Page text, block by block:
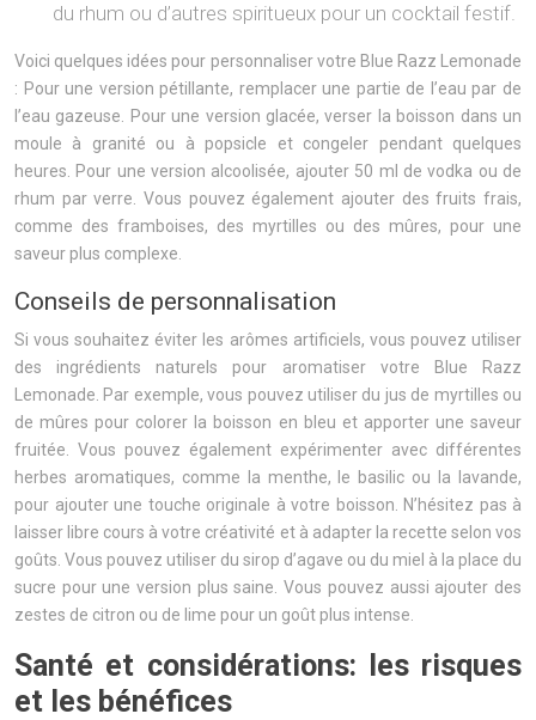
du rhum ou d’autres spiritueux pour un cocktail festif.
Voici quelques idées pour personnaliser votre Blue Razz Lemonade
: Pour une version pétillante, remplacer une partie de l’eau par de
l’eau gazeuse. Pour une version glacée, verser la boisson dans un
moule à granité ou à popsicle et congeler pendant quelques
heures. Pour une version alcoolisée, ajouter 50 ml de vodka ou de
rhum par verre. Vous pouvez également ajouter des fruits frais,
comme des framboises, des myrtilles ou des mûres, pour une
saveur plus complexe.
Conseils de personnalisation
Si vous souhaitez éviter les arômes artificiels, vous pouvez utiliser
des ingrédients naturels pour aromatiser votre Blue Razz
Lemonade. Par exemple, vous pouvez utiliser du jus de myrtilles ou
de mûres pour colorer la boisson en bleu et apporter une saveur
fruitée. Vous pouvez également expérimenter avec différentes
herbes aromatiques, comme la menthe, le basilic ou la lavande,
pour ajouter une touche originale à votre boisson. N’hésitez pas à
laisser libre cours à votre créativité et à adapter la recette selon vos
goûts. Vous pouvez utiliser du sirop d’agave ou du miel à la place du
sucre pour une version plus saine. Vous pouvez aussi ajouter des
zestes de citron ou de lime pour un goût plus intense.
Santé et considérations: les risques
et les bénéfices